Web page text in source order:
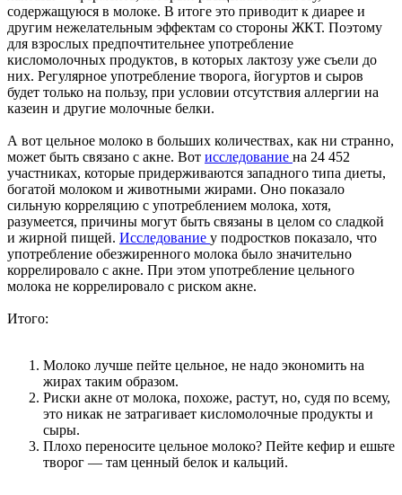
содержащуюся в молоке. В итоге это приводит к диарее и
другим нежелательным эффектам со стороны ЖКТ. Поэтому
для взрослых предпочтительнее употребление
кисломолочных продуктов, в которых лактозу уже съели до
них. Регулярное употребление творога, йогуртов и сыров
будет только на пользу, при условии отсутствия аллергии на
казеин и другие молочные белки.
А вот цельное молоко в больших количествах, как ни странно,
может быть связано с акне. Вот исследование на 24 452
участниках, которые придерживаются западного типа диеты,
богатой молоком и животными жирами. Оно показало
сильную корреляцию с употреблением молока, хотя,
разумеется, причины могут быть связаны в целом со сладкой
и жирной пищей. Исследование у подростков показало, что
употребление обезжиренного молока было значительно
коррелировало с акне. При этом употребление цельного
молока не коррелировало с риском акне.
Итого:
Молоко лучше пейте цельное, не надо экономить на
жирах таким образом.
Риски акне от молока, похоже, растут, но, судя по всему,
это никак не затрагивает кисломолочные продукты и
сыры.
Плохо переносите цельное молоко? Пейте кефир и ешьте
творог — там ценный белок и кальций.